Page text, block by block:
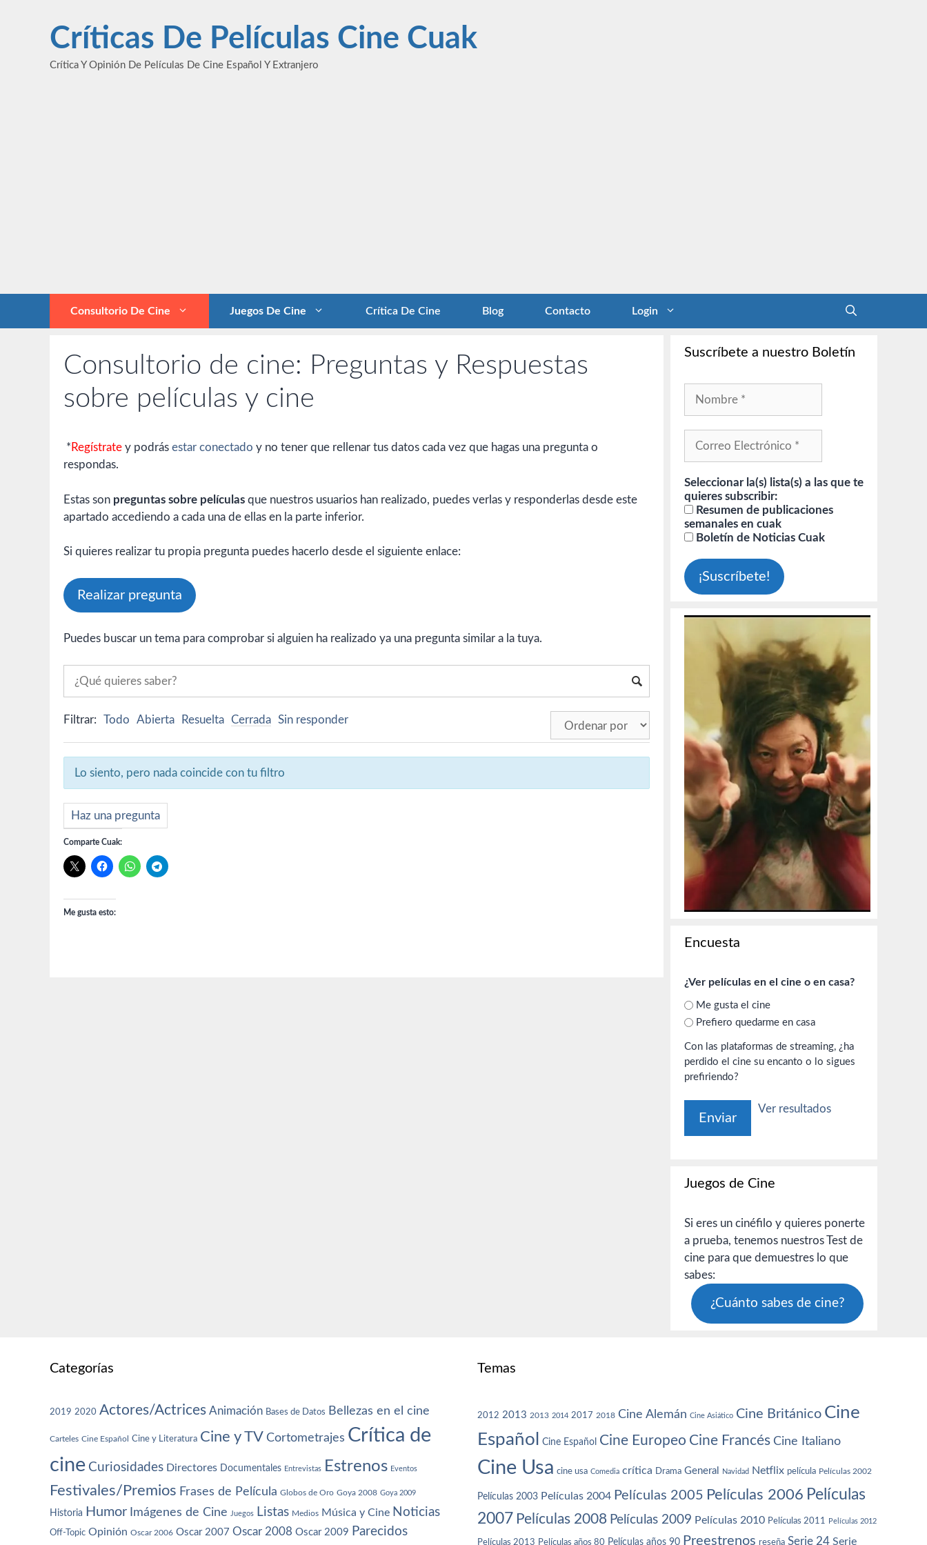
contenidoCríticas De Películas Cine Cuak
Crítica Y Opinión De Películas De Cine Español Y Extranjero
Consultorio De Cine Juegos De Cine Crítica De Cine Blog Contacto Login
Consultorio de cine: Preguntas y Respuestas
sobre películas y cine
* Regístrate y podrás estar conectado y no tener que rellenar tus datos cada vez que hagas una pregunta o
respondas.
Estas son preguntas sobre películas que nuestros usuarios han realizado, puedes verlas y responderlas desde este
apartado accediendo a cada una de ellas en la parte inferior.
Si quieres realizar tu propia pregunta puedes hacerlo desde el siguiente enlace:
Realizar pregunta
Puedes buscar un tema para comprobar si alguien ha realizado ya una pregunta similar a la tuya.
Filtrar: Todo Abierta Resuelta Cerrada Sin responder
Lo siento, pero nada coincide con tu filtro
Haz una pregunta
Comparte Cuak:
Me gusta esto:
Suscríbete a nuestro Boletín
Seleccionar la(s) lista(s) a las que te
quieres subscribir:
Resumen de publicaciones
semanales en cuak
Boletín de Noticias Cuak
Encuesta
¿Ver películas en el cine o en casa?
Me gusta el cine
Prefiero quedarme en casa
Con las plataformas de streaming, ¿ha
perdido el cine su encanto o lo sigues
prefiriendo?
Ver resultados
Juegos de Cine
Si eres un cinéfilo y quieres ponerte
a prueba, tenemos nuestros Test de
cine para que demuestres lo que
sabes:
¿Cuánto sabes de cine?
Categorías
2019 2020 Actores/Actrices Animación Bases de Datos Bellezas en el cine
Carteles Cine Español Cine y Literatura Cine y TV Cortometrajes Crítica de
cine Curiosidades Directores Documentales Entrevistas Estrenos Eventos
Festivales/Premios Frases de Película Globos de Oro Goya 2008 Goya 2009
Historia Humor Imágenes de Cine Juegos Listas Medios Música y Cine Noticias
Off-Topic Opinión Oscar 2006 Oscar 2007 Oscar 2008 Oscar 2009 Parecidos
Temas
2012 2013 2013 2014 2017 2018 Cine Alemán Cine Asiático Cine Británico Cine
Español
Cine Español Cine Europeo Cine Francés Cine Italiano
Cine Usa cine usa Comedia crítica Drama General Navidad Netflix película Películas 2002
Películas 2003 Películas 2004 Películas 2005 Películas 2006 Películas
2007 Películas 2008 Películas 2009 Películas 2010 Películas 2011 Películas 2012
Películas 2013 Películas años 80 Películas años 90 Preestrenos reseña Serie 24 Serie